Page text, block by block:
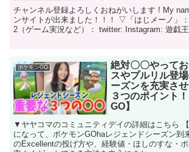
チャンネル登録よろしくおねがいします ! My
ンサイトが出来ました！！！ ▽「はじメーノ」
2（ゲーム実況など）： twitter: Instagram: 遊戯
ポケモンGO
絶対〇〇やって
スやプルリル登
ーズンを充実さ
３つのポイント
GO】
▼ヤヤコマのコミュニティデイの詳細はこちら
になって、ポケモンGOhaレジェンドシーズン到
のExcellentの投げ方や、経験値・ほしのすな・